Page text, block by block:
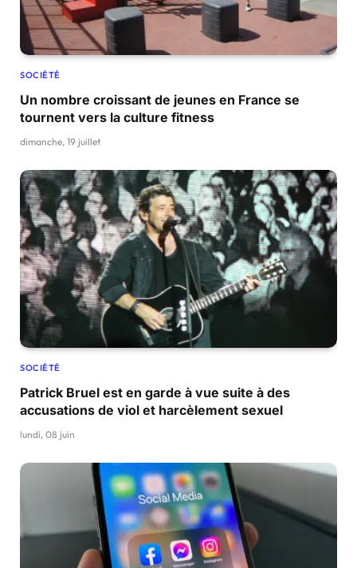
SOCIÉTÉ
Un nombre croissant de jeunes en France se
tournent vers la culture fitness
dimanche, 19 juillet
SOCIÉTÉ
Patrick Bruel est en garde à vue suite à des
accusations de viol et harcèlement sexuel
lundi, 08 juin